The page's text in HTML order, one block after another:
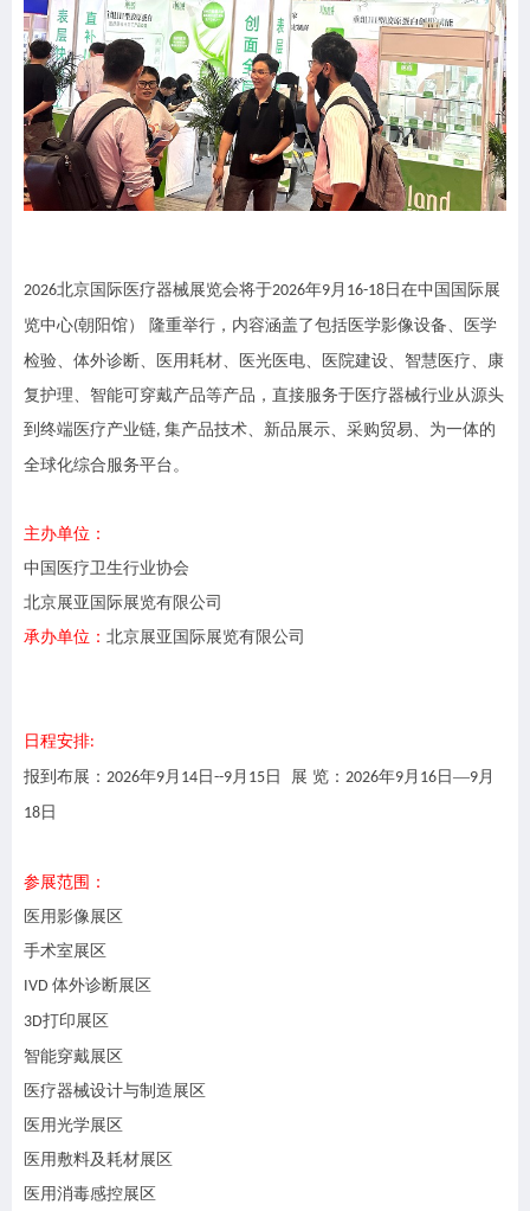
2026北京国际医疗器械展览会将于2026年9月 16-18 日在中国国际展
览中心(朝阳馆） 隆重举行，内容涵盖了包括医学影像设备、医学
检验、体外诊断、医用耗材、医光医电、医院建设、智慧医疗、康
复护理、智能可穿戴产品等产品，直接服务于医疗器械行业从源头
到终端医疗产业链, 集产品技术、新品展示、采购贸易、为一体的
全球化综合服务平台。
主办单位：
中国医疗卫生行业协会
北京展亚国际展览有限公司
承办单位： 北京展亚国际展览有限公司
日程安排:
报到布展： 2026年9月 14 日 --9月 15 日 展 览： 2026年9月 16 日 —9月
18 日
参展范围：
医用影像展区
手术室展区
IVD 体外诊断展区
3D打印展区
智能穿戴展区
医疗器械设计与制造展区
医用光学展区
医用敷料及耗材展区
医用消毒感控展区